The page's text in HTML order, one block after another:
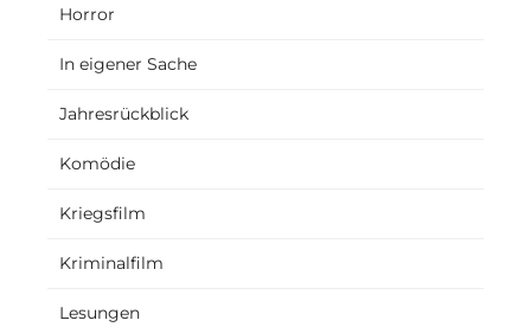
Horror
In eigener Sache
Jahresrückblick
Komödie
Kriegsfilm
Kriminalfilm
Lesungen